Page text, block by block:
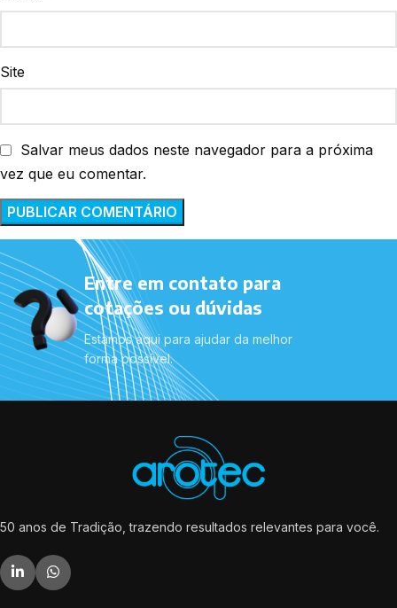
Site
Salvar meus dados neste navegador para a próxima
vez que eu comentar.
Entre em contato para
cotações ou dúvidas
Estamos aqui para ajudar da melhor
forma possível.
50 anos de Tradição, trazendo resultados relevantes para você.